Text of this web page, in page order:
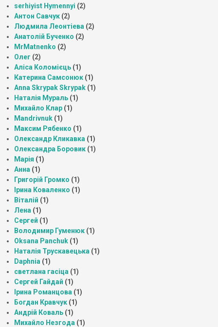
serhiyist Hymennyi (2)
Антон Савчук (2)
Людмила Леонтіева (2)
Анатолій Бученко (2)
MrMatnenko (2)
Олег (2)
Аліса Коломієць (1)
Катерина Самсонюк (1)
Anna Skrypak Skrypak (1)
Наталія Мураль (1)
Михайло Клар (1)
Mandrivnuk (1)
Максим Рябенко (1)
Олександр Кликавка (1)
Олександра Боровик (1)
Марія (1)
Анна (1)
Григорій Громко (1)
Ірина Коваленко (1)
Віталій (1)
Лена (1)
Сергей (1)
Володимир Гуменюк (1)
Oksana Panchuk (1)
Наталія Трускавецька (1)
Daphnia (1)
светлана гасіца (1)
Сергей Гайдай (1)
Ірина Романцова (1)
Богдан Кравчук (1)
Андрій Коваль (1)
Михайло Незгода (1)